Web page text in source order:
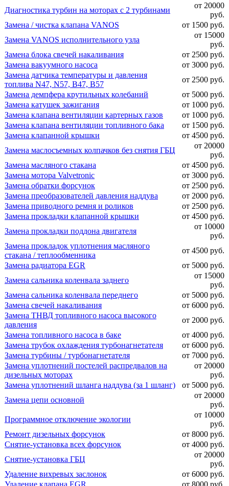
Диагностика турбин на моторах с 2 турбинами
от 20000
руб.
Замена / чистка клапана VANOS
от 1500 руб.
Замена VANOS исполнительного узла
от 15000
руб.
Замена блока свечей накаливания
от 2500 руб.
Замена вакуумного насоса
от 3000 руб.
Замена датчика температуры и давления
топлива N47, N57, B47, B57
от 2500 руб.
Замена демпфера крутильных колебаний
от 5000 руб.
Замена катушек зажигания
от 1000 руб.
Замена клапана вентиляции картерных газов
от 1000 руб.
Замена клапана вентиляции топливного бака
от 1500 руб.
Замена клапанной крышки
от 4500 руб.
Замена маслосъемных колпачков без снятия ГБЦ
от 20000
руб.
Замена масляного стакана
от 4500 руб.
Замена мотора Valvetronic
от 3000 руб.
Замена обратки форсунок
от 2500 руб.
Замена преобразователей давления наддува
от 2000 руб.
Замена приводного ремня и роликов
от 2500 руб.
Замена прокладки клапанной крышки
от 4500 руб.
Замена прокладки поддона двигателя
от 10000
руб.
Замена прокладок уплотнения масляного
стакана / теплообменника
от 4500 руб.
Замена радиатора EGR
от 5000 руб.
Замена сальника коленвала заднего
от 15000
руб.
Замена сальника коленвала переднего
от 5000 руб.
Замена свечей накаливания
от 6000 руб.
Замена ТНВД топливного насоса высокого
давления
от 2000 руб.
Замена топливного насоса в баке
от 4000 руб.
Замена трубок охлаждения турбонагнетателя
от 6000 руб.
Замена турбины / турбонагнетателя
от 7000 руб.
Замена уплотнений постелей распредвалов на
дизельных моторах
от 20000
руб.
Замена уплотнений шланга наддува (за 1 шланг)
от 5000 руб.
Замена цепи основной
от 20000
руб.
Программное отключение экологии
от 10000
руб.
Ремонт дизельных форсунок
от 8000 руб.
Снятие-установка всех форсунок
от 4000 руб.
Снятие-установка ГБЦ
от 20000
руб.
Удаление вихревых заслонок
от 6000 руб.
Удаление клапана EGR
от 8000 руб.